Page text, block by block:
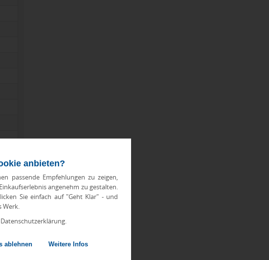
anbieten?
passende Empfehlungen zu zeigen,
angenehm zu gestalten.
Sie einfach auf "Geht Klar" - und
Werk.
ablehnen Weitere Infos